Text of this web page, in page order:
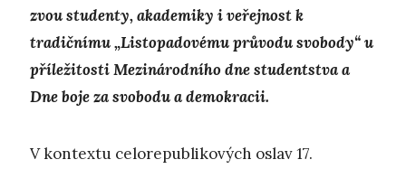
zvou studenty, akademiky i veřejnost k
tradičnímu „Listopadovému průvodu svobody“ u
příležitosti Mezinárodního dne studentstva a
Dne boje za svobodu a demokracii.
V kontextu celorepublikových oslav 17.